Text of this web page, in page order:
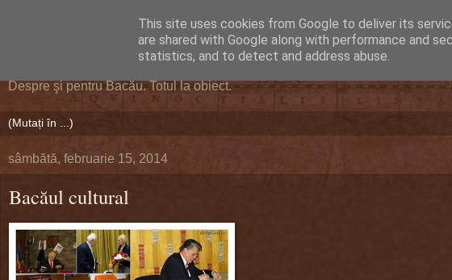
DEFERLĂRI
Despre şi pentru Bacău. Totul la obiect.
sâmbătă, februarie 15, 2014
Bacăul cultural
This site uses cookies from Google to deliver its
are shared with Google along with performance and
statistics, and to detect and address abuse.